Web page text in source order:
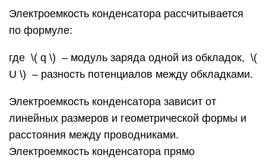
Электроемкость конденсатора рассчитывается
по формуле:
где ​ \( q \) ​ – модуль заряда одной из обкладок, ​ \(
U \) ​ – разность потенциалов между обкладками.
Электроемкость конденсатора зависит от
линейных размеров и геометрической формы и
расстояния между проводниками.
Электроемкость конденсатора прямо